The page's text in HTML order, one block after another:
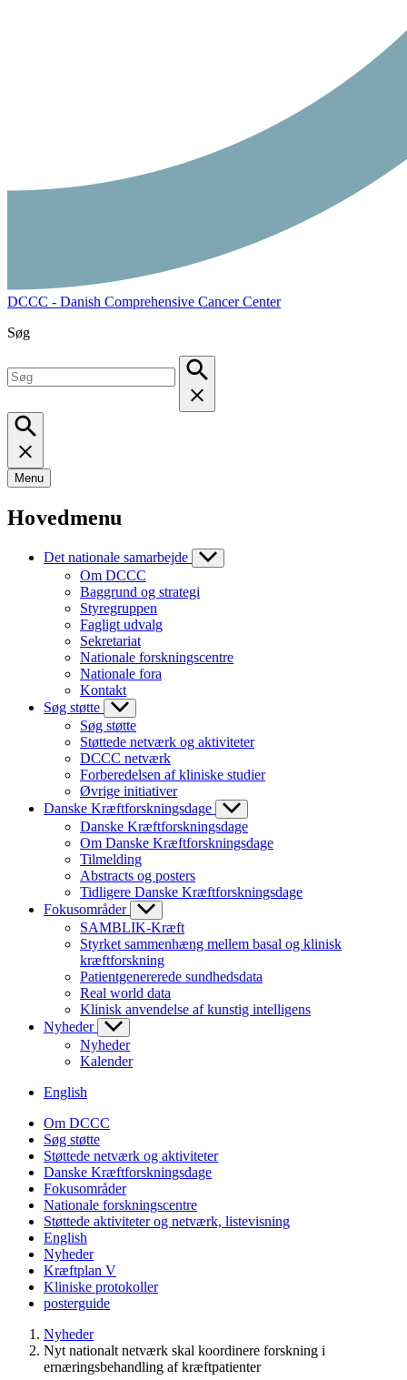
DCCC - Danish Comprehensive Cancer Center
Søg
Menu
Hovedmenu
Det nationale samarbejde
Om DCCC
Baggrund og strategi
Styregruppen
Fagligt udvalg
Sekretariat
Nationale forskningscentre
Nationale fora
Kontakt
Søg støtte
Søg støtte
Støttede netværk og aktiviteter
DCCC netværk
Forberedelsen af kliniske studier
Øvrige initiativer
Danske Kræftforskningsdage
Danske Kræftforskningsdage
Om Danske Kræftforskningsdage
Tilmelding
Abstracts og posters
Tidligere Danske Kræftforskningsdage
Fokusområder
SAMBLIK-Kræft
Styrket sammenhæng mellem basal og klinisk
kræftforskning
Patientgenererede sundhedsdata
Real world data
Klinisk anvendelse af kunstig intelligens
Nyheder
Nyheder
Kalender
English
Om DCCC
Søg støtte
Støttede netværk og aktiviteter
Danske Kræftforskningsdage
Fokusområder
Nationale forskningscentre
Støttede aktiviteter og netværk, listevisning
English
Nyheder
Kræftplan V
Kliniske protokoller
posterguide
Nyheder
Nyt nationalt netværk skal koordinere forskning i
ernæringsbehandling af kræftpatienter